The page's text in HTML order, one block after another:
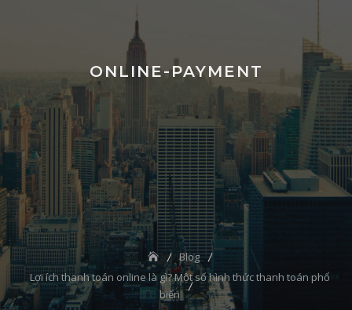
ONLINE-PAYMENT
Blog
Lợi ích thanh toán online là gì? Một số hình thức thanh toán phổ
biến